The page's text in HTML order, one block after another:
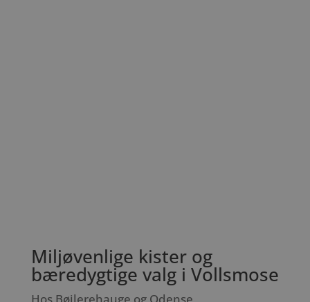
Miljøvenlige kister og
bæredygtige valg i Vollsmose
Hos Bøilerehauge og Odense